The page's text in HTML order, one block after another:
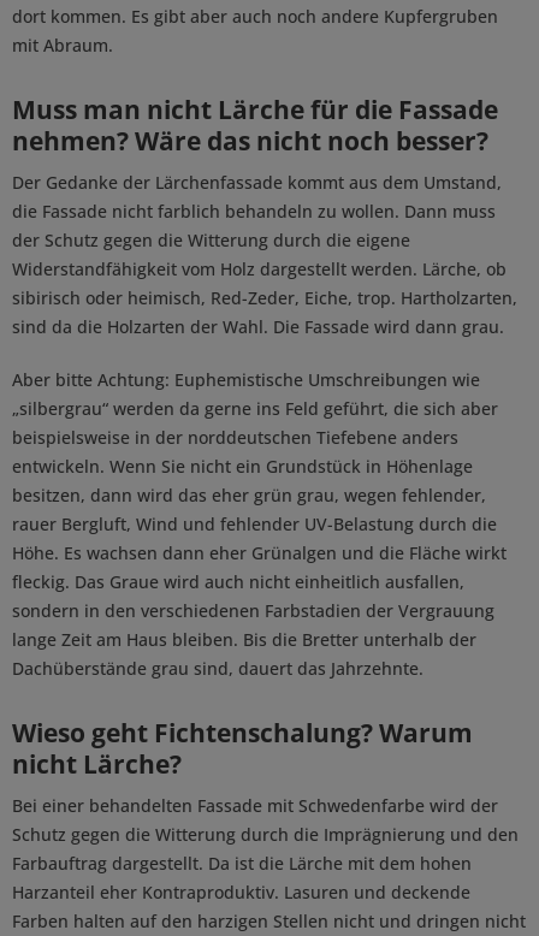
dort kommen. Es gibt aber auch noch andere Kupfergruben
mit Abraum.
Muss man nicht Lärche für die Fassade
nehmen? Wäre das nicht noch besser?
Der Gedanke der Lärchenfassade kommt aus dem Umstand,
die Fassade nicht farblich behandeln zu wollen. Dann muss
der Schutz gegen die Witterung durch die eigene
Widerstandfähigkeit vom Holz dargestellt werden. Lärche, ob
sibirisch oder heimisch, Red-Zeder, Eiche, trop. Hartholzarten,
sind da die Holzarten der Wahl. Die Fassade wird dann grau.
Aber bitte Achtung: Euphemistische Umschreibungen wie
„silbergrau“ werden da gerne ins Feld geführt, die sich aber
beispielsweise in der norddeutschen Tiefebene anders
entwickeln. Wenn Sie nicht ein Grundstück in Höhenlage
besitzen, dann wird das eher grün grau, wegen fehlender,
rauer Bergluft, Wind und fehlender UV-Belastung durch die
Höhe. Es wachsen dann eher Grünalgen und die Fläche wirkt
fleckig. Das Graue wird auch nicht einheitlich ausfallen,
sondern in den verschiedenen Farbstadien der Vergrauung
lange Zeit am Haus bleiben. Bis die Bretter unterhalb der
Dachüberstände grau sind, dauert das Jahrzehnte.
Wieso geht Fichtenschalung? Warum
nicht Lärche?
Bei einer behandelten Fassade mit Schwedenfarbe wird der
Schutz gegen die Witterung durch die Imprägnierung und den
Farbauftrag dargestellt. Da ist die Lärche mit dem hohen
Harzanteil eher Kontraproduktiv. Lasuren und deckende
Farben halten auf den harzigen Stellen nicht und dringen nicht